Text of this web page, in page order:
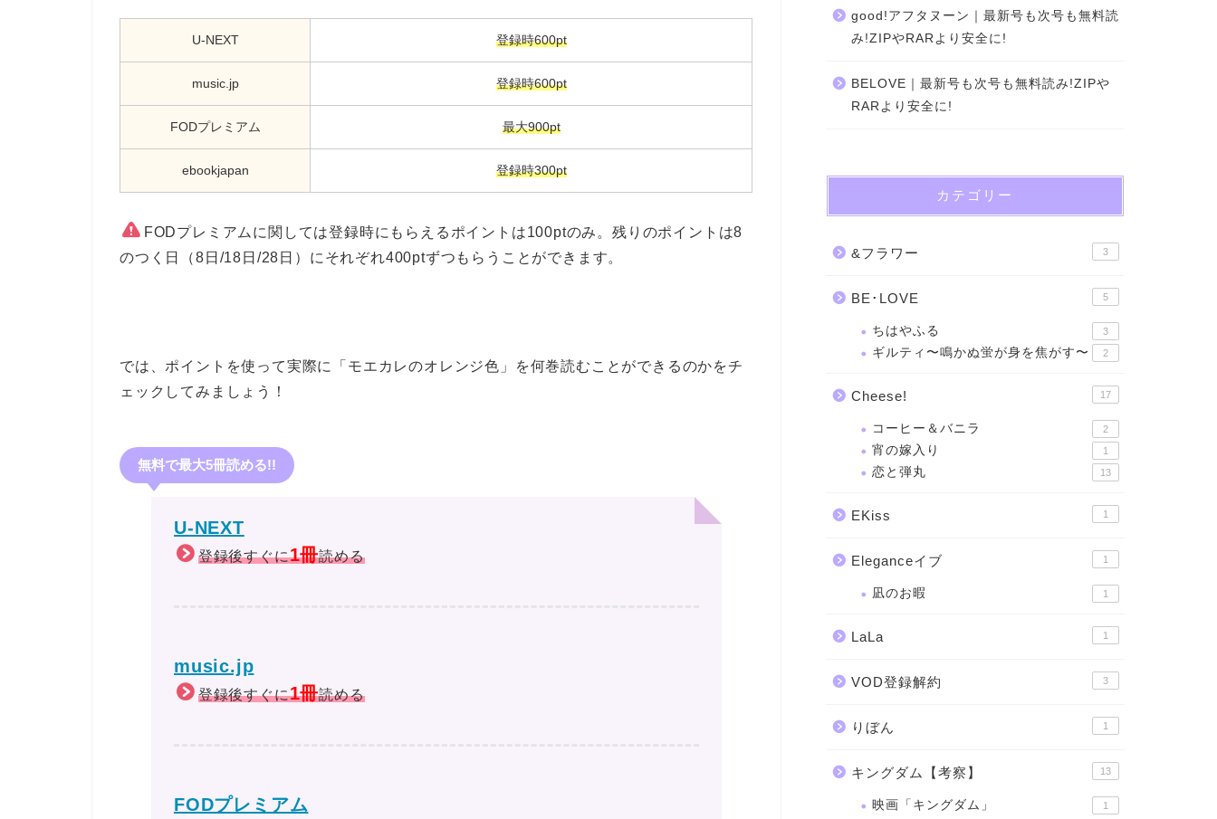
U-NEXT 登録時600pt
music.jp 登録時600pt
FODプレミアム 最大900pt
ebookjapan 登録時300pt
FODプレミアムに関しては登録時にもらえるポイントは100ptのみ。残りのポイントは8
のつく日（8日/18日/28日）にそれぞれ400ptずつもらうことができます。
では、ポイントを使って実際に「モエカレのオレンジ色」を何巻読むことができるのかをチ
ェックしてみましょう！
無料で最大5冊読める!!
U-NEXT
登録後すぐに1冊読める
music.jp
登録後すぐに1冊読める
FODプレミアム
good!アフタヌーン｜最新号も次号も無料読
み!ZIPやRARより安全に!
BELOVE｜最新号も次号も無料読み!ZIPや
RARより安全に!
カテゴリー
&フラワー 3
BE･LOVE 5
ちはやふる 3
ギルティ〜鳴かぬ蛍が身を焦がす〜 2
Cheese! 17
コーヒー＆バニラ 2
宵の嫁入り 1
恋と弾丸 13
EKiss 1
Eleganceイブ 1
凪のお暇 1
LaLa 1
VOD登録解約 3
りぼん 1
キングダム【考察】 13
映画「キングダム」 1